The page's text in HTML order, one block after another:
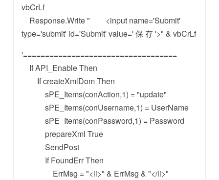
vbCrLf
Response.Write " <input name='Submit'
type='submit' id='Submit' value=' 保 存 '>" & vbCrLf
'===================================
If API_Enable Then
If createXmlDom Then
sPE_Items(conAction,1) = "update"
sPE_Items(conUsername,1) = UserName
sPE_Items(conPassword,1) = Password
prepareXml True
SendPost
If FoundErr Then
ErrMsg = "<li>" & ErrMsg & "</li>"